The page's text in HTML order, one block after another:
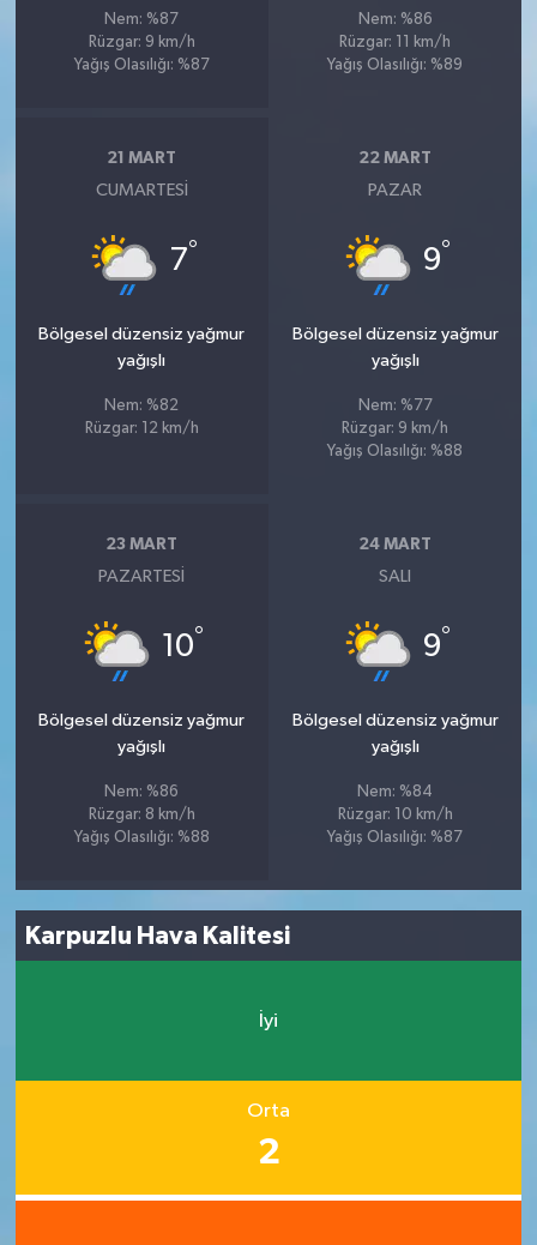
Nem: %87
Rüzgar: 9 km/h
Yağış Olasılığı: %87
Nem: %86
Rüzgar: 11 km/h
Yağış Olasılığı: %89
21 MART
CUMARTESI
7°
Bölgesel düzensiz yağmur
yağışlı
Nem: %82
Rüzgar: 12 km/h
22 MART
PAZAR
9°
Bölgesel düzensiz yağmur
yağışlı
Nem: %77
Rüzgar: 9 km/h
Yağış Olasılığı: %88
23 MART
PAZARTESI
10°
Bölgesel düzensiz yağmur
yağışlı
Nem: %86
Rüzgar: 8 km/h
Yağış Olasılığı: %88
24 MART
SALI
9°
Bölgesel düzensiz yağmur
yağışlı
Nem: %84
Rüzgar: 10 km/h
Yağış Olasılığı: %87
Karpuzlu Hava Kalitesi
İyi
Orta
2